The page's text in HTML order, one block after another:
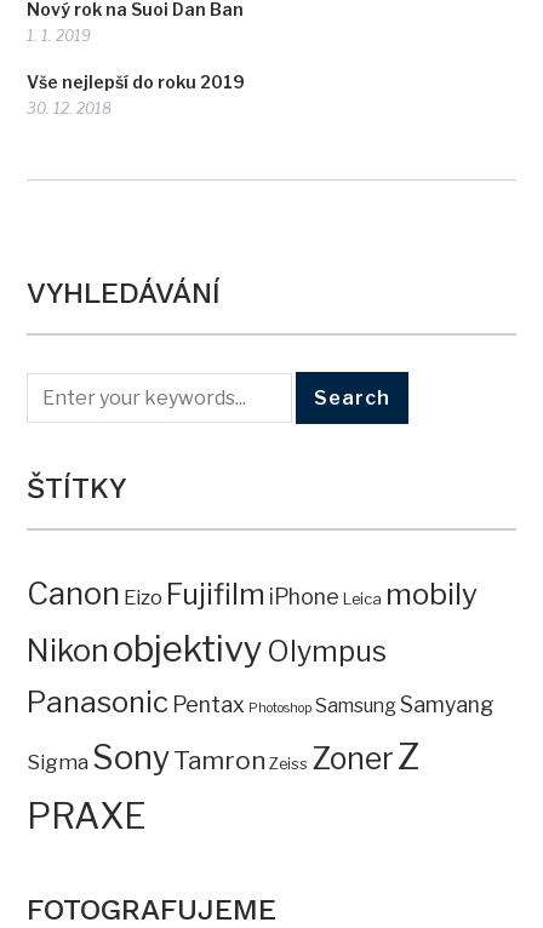
Nový rok na Suoi Dan Ban
1. 1. 2019
Vše nejlepší do roku 2019
30. 12. 2018
VYHLEDÁVÁNÍ
ŠTÍTKY
Canon Eizo Fujifilm iPhone Leica mobily
Nikon objektivy Olympus
Panasonic Pentax Photoshop SamsungSamyang
Sigma SonyTamron Zeiss ZonerZ
PRAXE
FOTOGRAFUJEME